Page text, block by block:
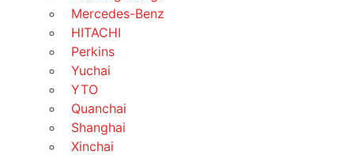
Mercedes-Benz
HITACHI
Perkins
Yuchai
YTO
Quanchai
Shanghai
Xinchai